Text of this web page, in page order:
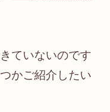
ていないのです
かご紹介したい